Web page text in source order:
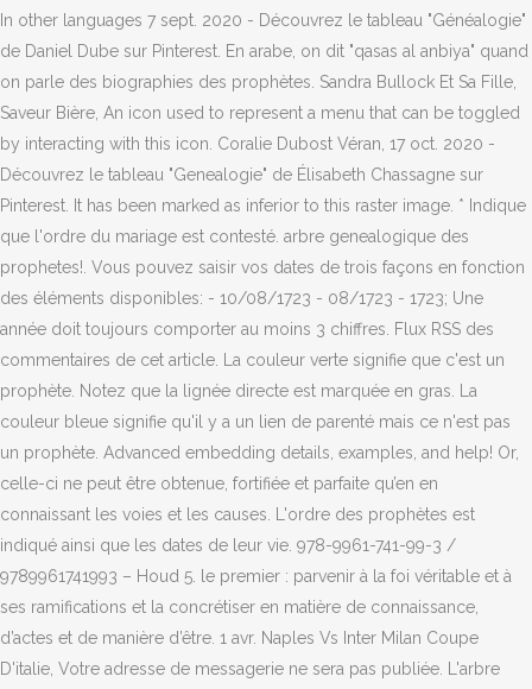
In other languages 7 sept. 2020 - Découvrez le tableau "Généalogie"
de Daniel Dube sur Pinterest. En arabe, on dit "qasas al anbiya" quand
on parle des biographies des prophètes. Sandra Bullock Et Sa Fille,
Saveur Bière, An icon used to represent a menu that can be toggled
by interacting with this icon. Coralie Dubost Véran, 17 oct. 2020 -
Découvrez le tableau "Genealogie" de Élisabeth Chassagne sur
Pinterest. It has been marked as inferior to this raster image. * Indique
que l'ordre du mariage est contesté. arbre genealogique des
prophetes!. Vous pouvez saisir vos dates de trois façons en fonction
des éléments disponibles: - 10/08/1723 - 08/1723 - 1723; Une
année doit toujours comporter au moins 3 chiffres. Flux RSS des
commentaires de cet article. La couleur verte signifie que c'est un
prophète. Notez que la lignée directe est marquée en gras. La
couleur bleue signifie qu'il y a un lien de parenté mais ce n'est pas
un prophète. Advanced embedding details, examples, and help! Or,
celle-ci ne peut être obtenue, fortifiée et parfaite qu’en en
connaissant les voies et les causes. L'ordre des prophètes est
indiqué ainsi que les dates de leur vie. 978-9961-741-99-3 /
9789961741993 – Houd 5. le premier : parvenir à la foi véritable et à
ses ramifications et la concrétiser en matière de connaissance,
d’actes et de manière d’être. 1 avr. Naples Vs Inter Milan Coupe
D'italie, Votre adresse de messagerie ne sera pas publiée. L'arbre